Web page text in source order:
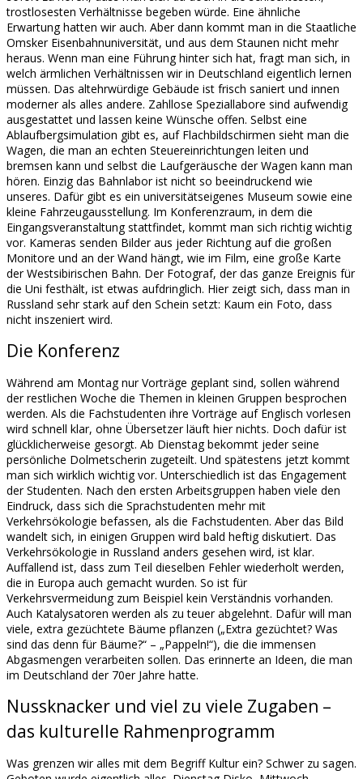
trostlosesten Verhältnisse begeben würde. Eine ähnliche
Erwartung hatten wir auch. Aber dann kommt man in die Staatliche
Omsker Eisenbahnuniversität, und aus dem Staunen nicht mehr
heraus. Wenn man eine Führung hinter sich hat, fragt man sich, in
welch ärmlichen Verhältnissen wir in Deutschland eigentlich lernen
müssen. Das altehrwürdige Gebäude ist frisch saniert und innen
moderner als alles andere. Zahllose Speziallabore sind aufwendig
ausgestattet und lassen keine Wünsche offen. Selbst eine
Ablaufbergsimulation gibt es, auf Flachbildschirmen sieht man die
Wagen, die man an echten Steuereinrichtungen leiten und
bremsen kann und selbst die Laufgeräusche der Wagen kann man
hören. Einzig das Bahnlabor ist nicht so beeindruckend wie
unseres. Dafür gibt es ein universitätseigenes Museum sowie eine
kleine Fahrzeugausstellung. Im Konferenzraum, in dem die
Eingangsveranstaltung stattfindet, kommt man sich richtig wichtig
vor. Kameras senden Bilder aus jeder Richtung auf die großen
Monitore und an der Wand hängt, wie im Film, eine große Karte
der Westsibirischen Bahn. Der Fotograf, der das ganze Ereignis für
die Uni festhält, ist etwas aufdringlich. Hier zeigt sich, dass man in
Russland sehr stark auf den Schein setzt: Kaum ein Foto, dass
nicht inszeniert wird.
Die Konferenz
Während am Montag nur Vorträge geplant sind, sollen während
der restlichen Woche die Themen in kleinen Gruppen besprochen
werden. Als die Fachstudenten ihre Vorträge auf Englisch vorlesen
wird schnell klar, ohne Übersetzer läuft hier nichts. Doch dafür ist
glücklicherweise gesorgt. Ab Dienstag bekommt jeder seine
persönliche Dolmetscherin zugeteilt. Und spätestens jetzt kommt
man sich wirklich wichtig vor. Unterschiedlich ist das Engagement
der Studenten. Nach den ersten Arbeitsgruppen haben viele den
Eindruck, dass sich die Sprachstudenten mehr mit
Verkehrsökologie befassen, als die Fachstudenten. Aber das Bild
wandelt sich, in einigen Gruppen wird bald heftig diskutiert. Das
Verkehrsökologie in Russland anders gesehen wird, ist klar.
Auffallend ist, dass zum Teil dieselben Fehler wiederholt werden,
die in Europa auch gemacht wurden. So ist für
Verkehrsvermeidung zum Beispiel kein Verständnis vorhanden.
Auch Katalysatoren werden als zu teuer abgelehnt. Dafür will man
viele, extra gezüchtete Bäume pflanzen („Extra gezüchtet? Was
sind das denn für Bäume?“ – „Pappeln!“), die die immensen
Abgasmengen verarbeiten sollen. Das erinnerte an Ideen, die man
im Deutschland der 70er Jahre hatte.
Nussknacker und viel zu viele Zugaben –
das kulturelle Rahmenprogramm
Was grenzen wir alles mit dem Begriff Kultur ein? Schwer zu sagen.